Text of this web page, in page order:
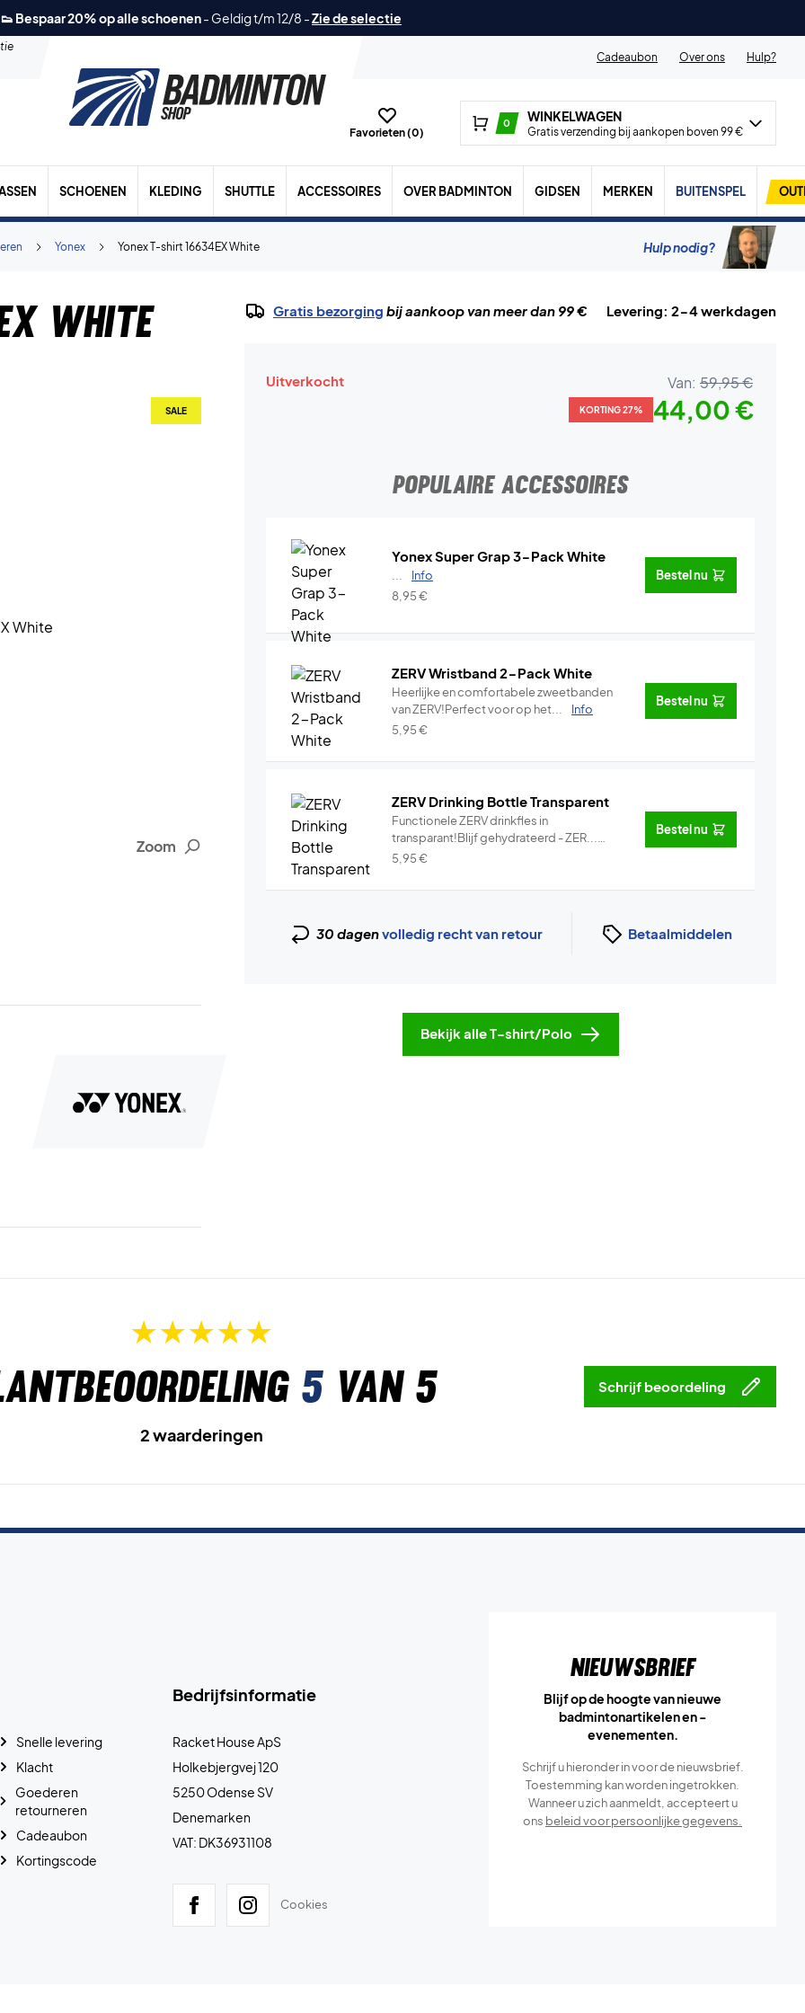
👟 Bespaar 20% op alle schoenen- Geldig t/m 12/8 -Zie de selectie
Cadeaubon
Over ons Hulp?
Favorieten (0)
0 WINKELWAGEN
Gratis verzending bij aankopen boven 99 €
SCHOENEN KLEDING SHUTTLE ACCESSOIRES OVER BADMINTON GIDSEN MERKEN BUITENSPEL
Yonex T-shirt 16634EX White
Yonex Hulp nodig?
White
Zoom
SALE
Gratis bezorging bij aankoop van meer dan 99 € Levering: 2-4 werkdagen
Uitverkocht Van: 59,95 €
KORTING 27% 44,00 €
POPULAIRE ACCESSOIRES
Yonex Super Grap 3-Pack White
Info
8,95€
Bestel nu
ZERV Wristband 2-Pack White
Heerlijke en comfortabele zweetbanden
van ZERV!Perfect voor op het...
Info
5,95€
Bestel nu
ZERV Drinking Bottle Transparent
Functionele ZERV drinkfles in
transparant!Blijf gehydrateerd - ZER...
Info
5,95€
Bestel nu
30 dagenvolledig recht van retour Betaalmiddelen
Bekijk alle T-shirt/Polo
5van 5 Schrijf beoordeling
2 waarderingen
Bedrijfsinformatie
Racket House ApS
Holkebjergvej 120
5250 Odense SV
Denemarken
VAT: DK36931108
Cookies
Snelle levering
Klacht
Goederen
retourneren
Cadeaubon
Kortingscode
Nieuwsbrief
Blijf op de hoogte van nieuwe
badmintonartikelen en -
evenementen.
Schrijf u hieronder in voor de nieuwsbrief.
Toestemming kan worden ingetrokken.
Wanneer u zich aanmeldt, accepteert u
ons beleid voor persoonlijke gegevens.